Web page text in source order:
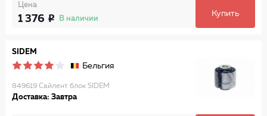
Цена
1 376 В наличии
Купить
SIDEM
Бельгия
849619 Сайлент блок SIDEM
Доставка: Завтра